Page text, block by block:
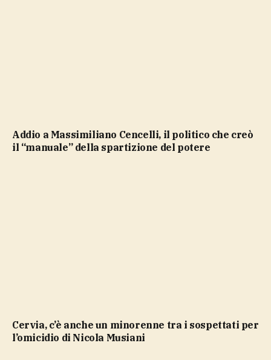
Addio a Massimiliano Cencelli, il politico che creò
il “manuale” della spartizione del potere
Cervia, c’è anche un minorenne tra i sospettati per
l’omicidio di Nicola Musiani